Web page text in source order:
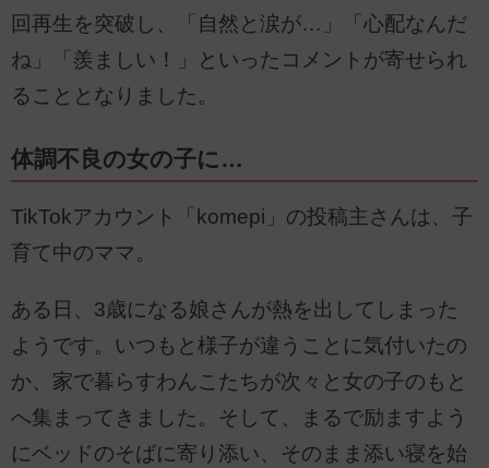
回再生を突破し、「自然と涙が…」「心配なんだ
ね」「羨ましい！」といったコメントが寄せられ
ることとなりました。
体調不良の女の子に…
TikTokアカウント「komepi」の投稿主さんは、子
育て中のママ。
ある日、3歳になる娘さんが熱を出してしまった
ようです。いつもと様子が違うことに気付いたの
か、家で暮らすわんこたちが次々と女の子のもと
へ集まってきました。そして、まるで励ますよう
にベッドのそばに寄り添い、そのまま添い寝を始